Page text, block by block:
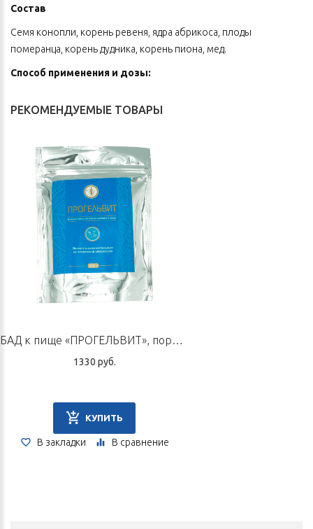
Состав
Семя конопли, корень ревеня, ядра абрикоса, плоды
померанца, корень дудника, корень пиона, мед.
Способ применения и дозы:
водой.
Активные компоненты стимулируют работу кишечника,
усиливают его перистальтику,
способствуют мягкому опорожнению кишечника,
рекомендуются при склонности к запорам.
Информация для специалистов в области
(традиционная китайская медицина)
Увлажняют кишечник, изгоняют жар, двигают ци,
послабляют стул.
В упаковке 10 пастилок по 5,6 г.
РЕКОМЕНДУЕМЫЕ ТОВАРЫ
БАД к пище «ПРОГЕЛЬВИТ», порошок по 100 г
1330 руб.
КУПИТЬ
В закладки В сравнение